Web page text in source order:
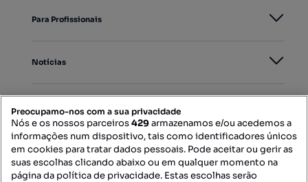
Para Profissionais
Notícias
Mapa do Site
Preocupamo-nos com a sua privacidade
Nós e os nossos parceiros429armazenamos e/ou acedemos a
informações num dispositivo, tais como identificadores únicos
em cookies para tratar dados pessoais. Pode aceitar ou gerir as
suas escolhas clicando abaixo ou em qualquer momento na
página da política de privacidade. Estas escolhas serão